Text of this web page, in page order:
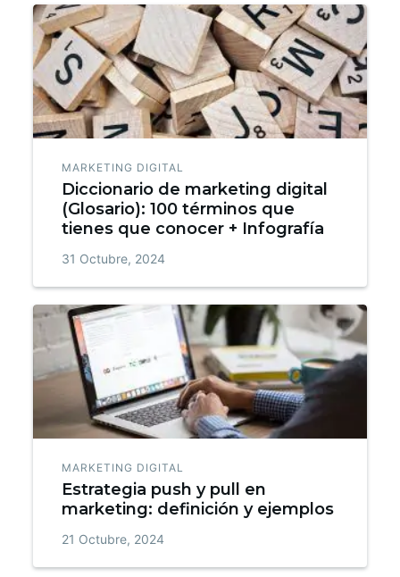
MARKETING DIGITAL
Diccionario de marketing digital
(Glosario): 100 términos que
tienes que conocer + Infografía
31 Octubre, 2024
MARKETING DIGITAL
Estrategia push y pull en
marketing: definición y ejemplos
21 Octubre, 2024